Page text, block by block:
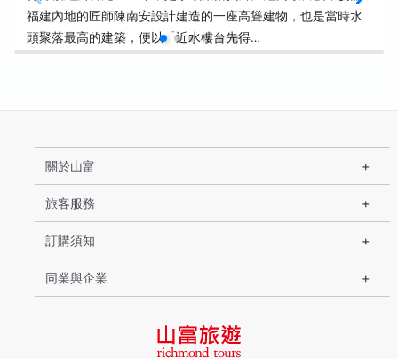
福建內地的匠師陳南安設計建造的一座高聳建物，也是當時水
頭聚落最高的建築，便以「近水樓台先得…
關於山富
旅客服務
訂購須知
同業與企業